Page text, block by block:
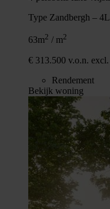
Type Zandbergh – 4L
63m2 / m2
€ 313.500 v.o.n.
Rendement
Bekijk woning